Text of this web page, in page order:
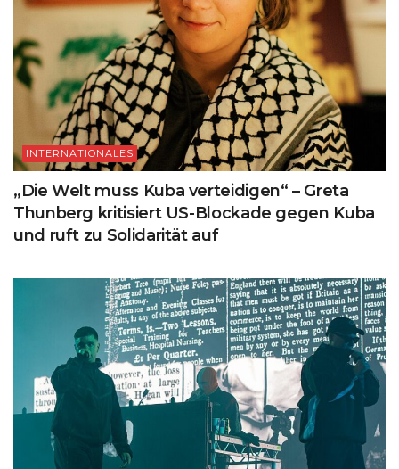
INTERNATIONALES
„Die Welt muss Kuba verteidigen“ – Greta
Thunberg kritisiert US-Blockade gegen Kuba
und ruft zu Solidarität auf